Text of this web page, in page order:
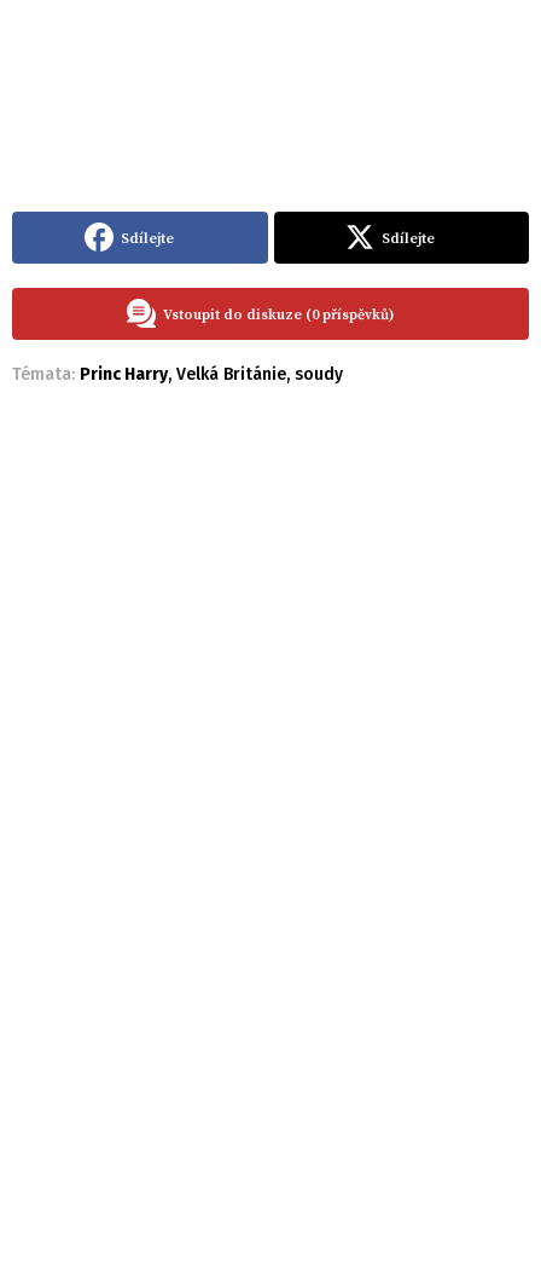
Sdílejte Sdílejte
Vstoupit do diskuze (0 příspěvků)
Témata: Princ Harry, Velká Británie, soudy